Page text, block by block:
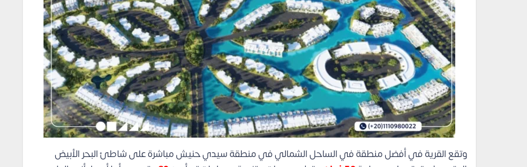
وتقع القرية في أفضل منطقة في الساحل الشمالي في منطقة سيدي حنيش مباشرة على شاطئ البحر الأبيض